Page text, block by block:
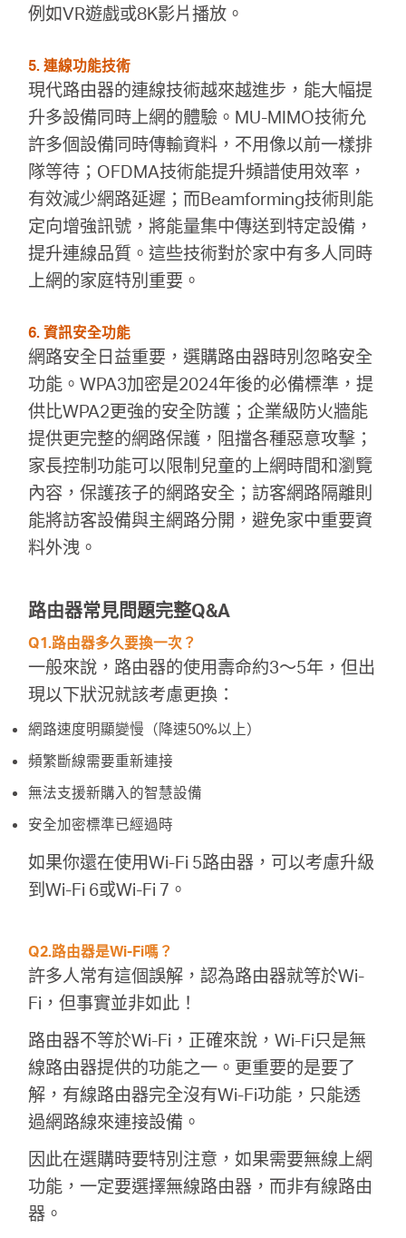
例如VR遊戲或8K影片播放。
5. 連線功能技術
現代路由器的連線技術越來越進步，能大幅提
升多設備同時上網的體驗。MU-MIMO技術允
許多個設備同時傳輸資料，不用像以前一樣排
隊等待；OFDMA技術能提升頻譜使用效率，
有效減少網路延遲；而Beamforming技術則能
定向增強訊號，將能量集中傳送到特定設備，
提升連線品質。這些技術對於家中有多人同時
上網的家庭特別重要。
6. 資訊安全功能
網路安全日益重要，選購路由器時別忽略安全
功能。WPA3加密是2024年後的必備標準，提
供比WPA2更強的安全防護；企業級防火牆能
提供更完整的網路保護，阻擋各種惡意攻擊；
家長控制功能可以限制兒童的上網時間和瀏覽
內容，保護孩子的網路安全；訪客網路隔離則
能將訪客設備與主網路分開，避免家中重要資
料外洩。
路由器常見問題完整Q&A
Q1.路由器多久要換一次？
一般來說，路由器的使用壽命約3～5年，但出
現以下狀況就該考慮更換：
網路速度明顯變慢（降速50%以上）
頻繁斷線需要重新連接
無法支援新購入的智慧設備
安全加密標準已經過時
如果你還在使用Wi-Fi 5路由器，可以考慮升級
到Wi-Fi 6或Wi-Fi 7。
Q2.路由器是Wi-Fi嗎？
許多人常有這個誤解，認為路由器就等於Wi-
Fi，但事實並非如此！
路由器不等於Wi-Fi，正確來說，Wi-Fi只是無
線路由器提供的功能之一。更重要的是要了
解，有線路由器完全沒有Wi-Fi功能，只能透
過網路線來連接設備。
因此在選購時要特別注意，如果需要無線上網
功能，一定要選擇無線路由器，而非有線路由
器。